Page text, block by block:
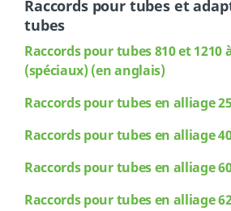
Raccords pour tubes et
tubes
Raccords pour tubes 810 et 1210
(spéciaux) (en anglais)
Raccordspour tubes en alliage
Raccordspour tubes en alliage
Raccordspour tubes en alliage
Raccordspour tubes en alliage